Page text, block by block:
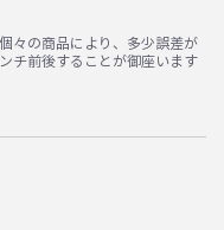
々の商品により、多少誤差が
チ前後することが御座います